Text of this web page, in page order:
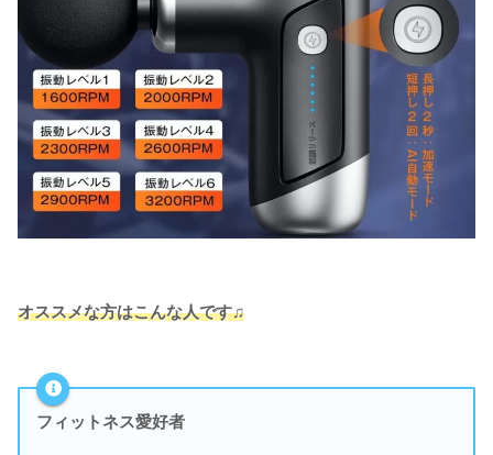
オススメな方はこんな人です♫
フィットネス愛好者